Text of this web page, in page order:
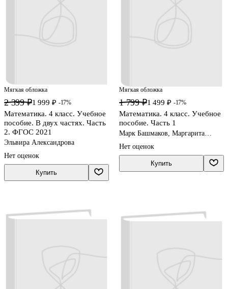
Мягкая обложка
2 399 ₽1 999 ₽ -17%
Математика. 4 класс. Учебное
пособие. В двух частях. Часть
2. ФГОС 2021
Эльвира Александрова
Нет оценок
Купить
Мягкая обложка
1 799 ₽1 499 ₽ -17%
Математика. 4 класс. Учебное
пособие. Часть 1
Марк Башмаков, Маргарита
Нет оценок
Купить